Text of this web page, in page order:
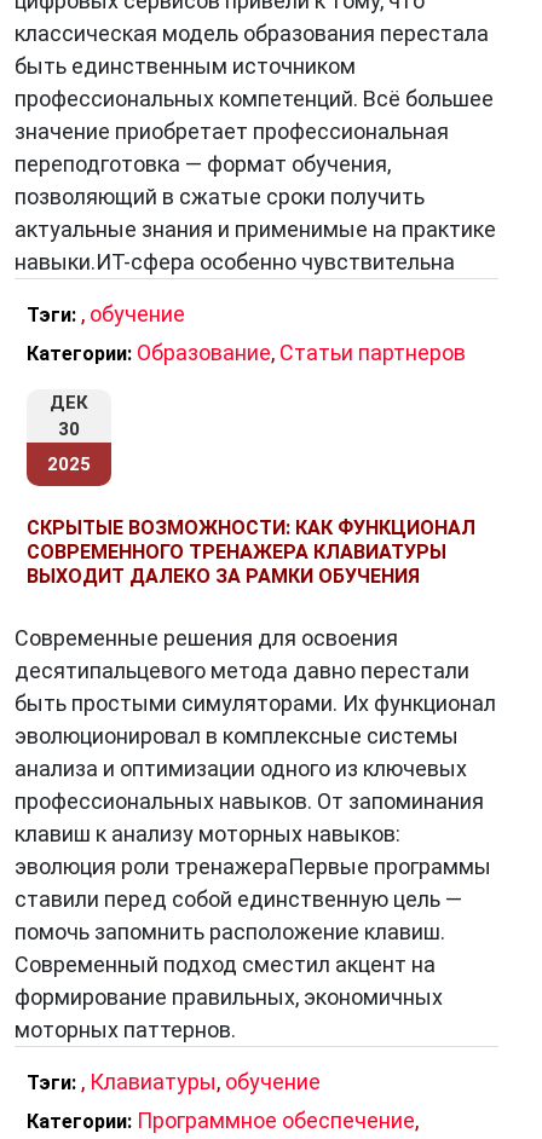
классическая модель образования перестала
быть единственным источником
профессиональных компетенций. Всё большее
значение приобретает профессиональная
переподготовка — формат обучения,
позволяющий в сжатые сроки получить
актуальные знания и применимые на практике
навыки.ИТ-сфера особенно чувствительна
Тэги: , обучение
Категории: Образование, Статьи партнеров
ДЕК
30
2025
СКРЫТЫЕ ВОЗМОЖНОСТИ: КАК ФУНКЦИОНАЛ
СОВРЕМЕННОГО ТРЕНАЖЕРА КЛАВИАТУРЫ
ВЫХОДИТ ДАЛЕКО ЗА РАМКИ ОБУЧЕНИЯ
Современные решения для освоения
десятипальцевого метода давно перестали
быть простыми симуляторами. Их функционал
эволюционировал в комплексные системы
анализа и оптимизации одного из ключевых
профессиональных навыков. От запоминания
клавиш к анализу моторных навыков:
эволюция роли тренажераПервые программы
ставили перед собой единственную цель —
помочь запомнить расположение клавиш.
Современный подход сместил акцент на
формирование правильных, экономичных
моторных паттернов.
Тэги: , Клавиатуры, обучение
Категории: Программное обеспечение,